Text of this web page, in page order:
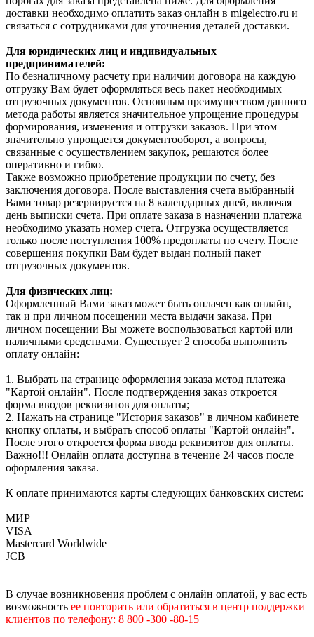
доставки необходимо оплатить заказ онлайн в migelectro.ru и
связаться с сотрудниками для уточнения деталей доставки.
Для юридических лиц и индивидуальных
предпринимателей:
По безналичному расчету при наличии договора на каждую
отгрузку Вам будет оформляться весь пакет необходимых
отгрузочных документов. Основным преимуществом данного
метода работы является значительное упрощение процедуры
формирования, изменения и отгрузки заказов. При этом
значительно упрощается документооборот, а вопросы,
связанные с осуществлением закупок, решаются более
оперативно и гибко.
Также возможно приобретение продукции по счету, без
заключения договора. После выставления счета выбранный
Вами товар резервируется на 8 календарных дней, включая
день выписки счета. При оплате заказа в назначении платежа
необходимо указать номер счета. Отгрузка осуществляется
только после поступления 100% предоплаты по счету. После
совершения покупки Вам будет выдан полный пакет
отгрузочных документов.
Для физических лиц:
Оформленный Вами заказ может быть оплачен как онлайн,
так и при личном посещении места выдачи заказа. При
личном посещении Вы можете воспользоваться картой или
наличными средствами. Существует 2 способа выполнить
оплату онлайн:
1. Выбрать на странице оформления заказа метод платежа
"Картой онлайн". После подтверждения заказ откроется
форма вводов реквизитов для оплаты;
2. Нажать на странице "История заказов" в личном кабинете
кнопку оплаты, и выбрать способ оплаты "Картой онлайн".
После этого откроется форма ввода реквизитов для оплаты.
Важно!!! Онлайн оплата доступна в течение 24 часов после
оформления заказа.
К оплате принимаются карты следующих банковских систем:
МИР
VISA
Mastercard Worldwide
JCB
В случае возникновения проблем с онлайн оплатой, у вас есть
возможность ее повторить или обратиться в центр поддержки
клиентов по телефону: 8 800 -300 -80-15